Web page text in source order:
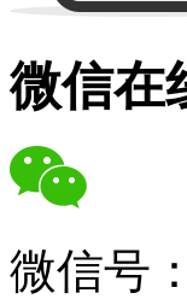
微信在
微信号：